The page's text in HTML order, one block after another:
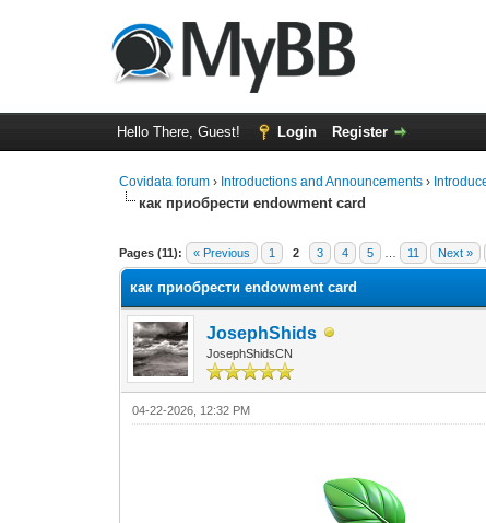
Hello There, Guest! Login Register
Covidata forum › Introductions and Announcements ›
как приобрести endowment card
Pages (11): « Previous 1 2 3 4 5 11 Next »
0 Vote(s) - 0 Average
1
2
3
4
5
как приобрести endowment card
JosephShids
JosephShidsCN
04-22-2026, 12:32 PM